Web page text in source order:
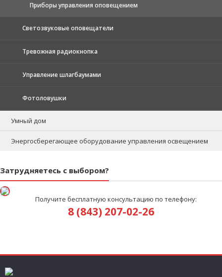
Приборы управления оповещением
Светозвуковые оповещатели
Тревожная радиокнопка
Управление шлагбаумами
Фотоловушки
Умный дом
Энергосберегающее оборудование управления освещением
Затрудняетесь с выбором?
Получите бесплатную консультацию по телефону:
8 (843) 207-02-26